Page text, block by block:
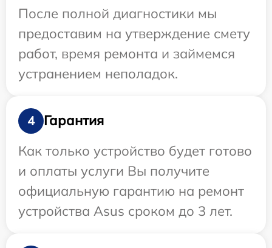
После полной диагностики мы
предоставим на утверждение смету
работ, время ремонта и займемся
устранением неполадок.
4
Гарантия
Как только устройство будет готово
и оплаты услуги Вы получите
официальную гарантию на ремонт
устройства Asus сроком до 3 лет.